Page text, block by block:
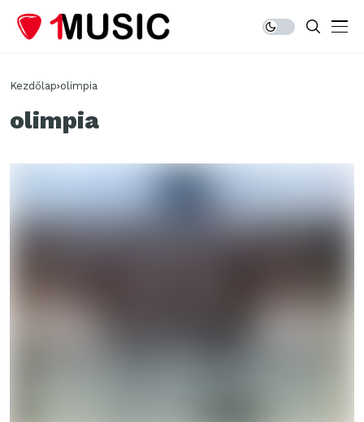
Kezdőlap olimpia
olimpia